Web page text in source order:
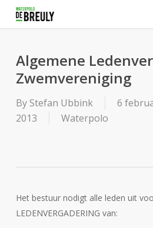
contentAlgemene
Zwemvereniging
By Stefan Ubbink
6
2013
Waterpolo
Het bestuur nodigt alle leden uit
LEDENVERGADERING van: